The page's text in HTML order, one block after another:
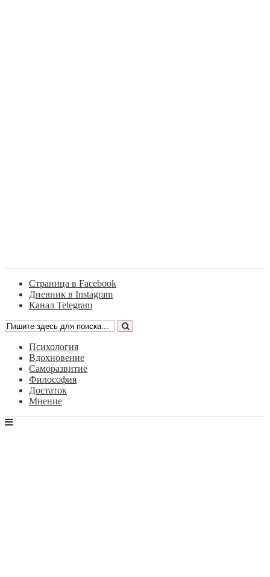
Страница в Facebook
Дневник в Instagram
Канал Telegram
Психология
Вдохновение
Саморазвитие
Философия
Достаток
Мнение